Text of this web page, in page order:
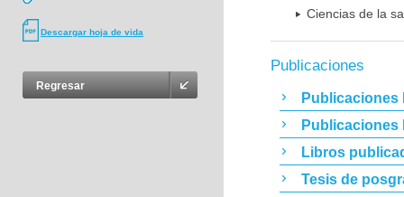
Descargar hoja de vida
Regresar
Ciencias de la
Publicaciones
Publicaciones
Publicaciones
Libros
Tesis de